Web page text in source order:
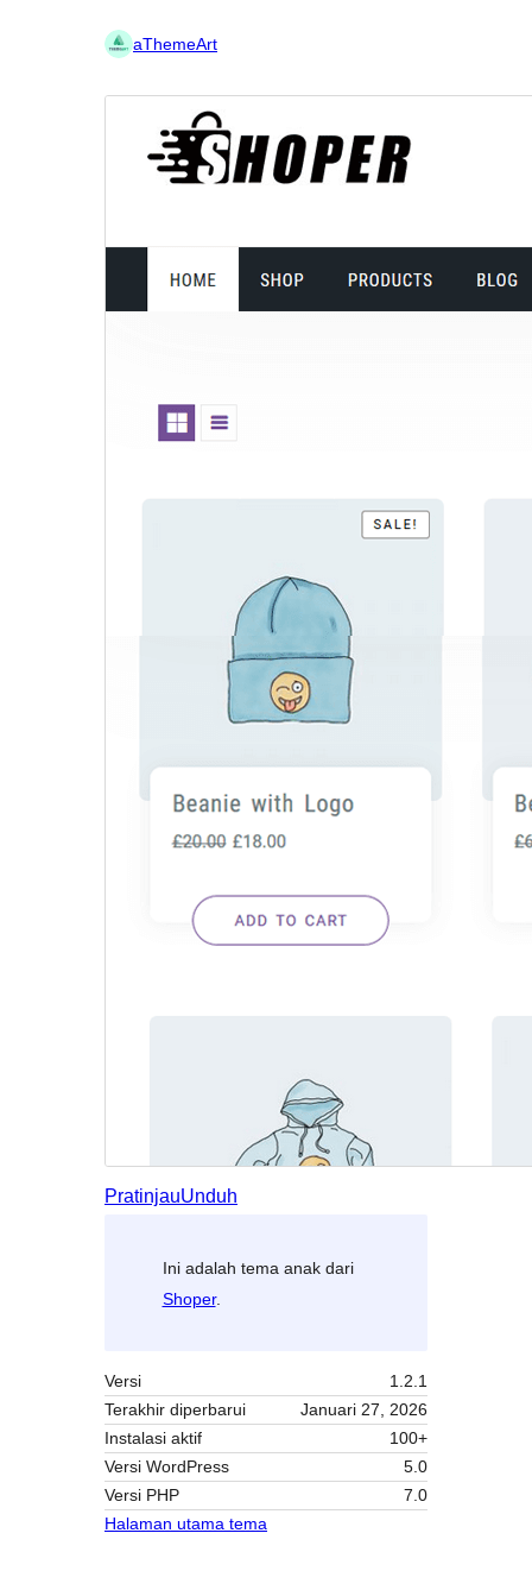
aThemeArt
PratinjauUnduh
Ini adalah tema anak dari
Shoper.
Versi
1.2.1
Terakhir diperbarui
Januari 27, 2026
Instalasi aktif
100+
Versi WordPress
5.0
Versi PHP
7.0
Halaman utama tema